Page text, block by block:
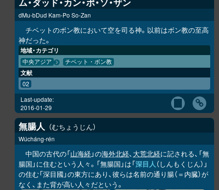
dMu-bDud Kam-Po So-Zan
チベットのボン教において空を司る神。以前はボン教の至高
神だった。
地域・カテゴリ
中央アジア チベット・ボン教
文献
02
Last-update:
2016-01-29
無腸人 むちょうじん
Wúcháng-rén
中国の古代の「山海経 」の海外北経、 大荒北経に記される、「無
腸国」に住むという人々。「無腸国」は「深目人（しんもくじん）」
の住む「深目國」の東方にあり、彼らは名前の通り腸（＝内臓）が
なく、また背が高い人々だという。